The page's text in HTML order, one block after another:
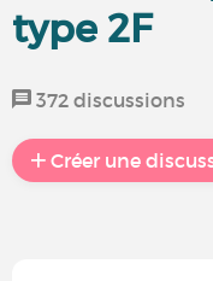
type 2F
372 discussions
Créer une